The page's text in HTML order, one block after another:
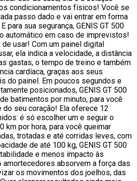
condicionamentos físicos! Você se
passo dado e vai entrar em forma
para sua segurança, GENIS GT 500
automático em caso de imprevistos!
usar! Com um painel digital
ela indica a velocidade, a distância
gastas, o tempo de treino e também
cardíaca, graças aos seus
do painel. Em poucos segundos e
posicionados, GENIS GT 500
batimentos por minuto, para você
do seu coração! Ela oferece 12
é só escolher um e seguir o
km por hora, para você queimar
trotadas e até corridas leves, com
de até 100 kg, GENIS GT 500
e menos impacto às
amortecedores absorvem a força das
os movimentos dos joelhos, das